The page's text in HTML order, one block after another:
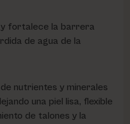
y fortalece la barrera
de agua de la
nutrientes y minerales
una piel lisa, flexible
de talones y la